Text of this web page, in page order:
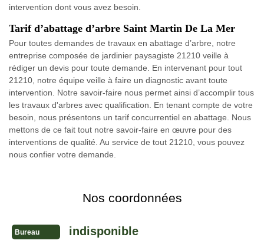
intervention dont vous avez besoin.
Tarif d’abattage d’arbre Saint Martin De La Mer
Pour toutes demandes de travaux en abattage d’arbre, notre
entreprise composée de jardinier paysagiste 21210 veille à
rédiger un devis pour toute demande. En intervenant pour tout
21210, notre équipe veille à faire un diagnostic avant toute
intervention. Notre savoir-faire nous permet ainsi d’accomplir tous
les travaux d'arbres avec qualification. En tenant compte de votre
besoin, nous présentons un tarif concurrentiel en abattage. Nous
mettons de ce fait tout notre savoir-faire en œuvre pour des
interventions de qualité. Au service de tout 21210, vous pouvez
nous confier votre demande.
Nos coordonnées
Bureau indisponible